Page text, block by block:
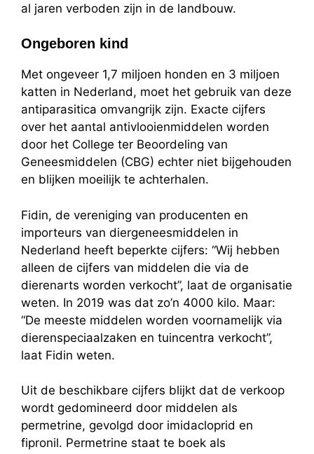
al jaren verboden zijn in de landbouw.
Ongeboren kind
Met ongeveer 1,7 miljoen honden en 3 miljoen
katten in Nederland, moet het gebruik van deze
antiparasitica omvangrijk zijn. Exacte cijfers
over het aantal antivlooienmiddelen worden
door het College ter Beoordeling van
Geneesmiddelen (CBG) echter niet bijgehouden
en blijken moeilijk te achterhalen.
Fidin, de vereniging van producenten en
importeurs van diergeneesmiddelen in
Nederland heeft beperkte cijfers: “Wij hebben
alleen de cijfers van middelen die via de
dierenarts worden verkocht”, laat de organisatie
weten. In 2019 was dat zo’n 4000 kilo. Maar:
“De meeste middelen worden voornamelijk via
dierenspeciaalzaken en tuincentra verkocht”,
laat Fidin weten.
Uit de beschikbare cijfers blijkt dat de verkoop
wordt gedomineerd door middelen als
permetrine, gevolgd door imidacloprid en
fipronil. Permetrine staat te boek als